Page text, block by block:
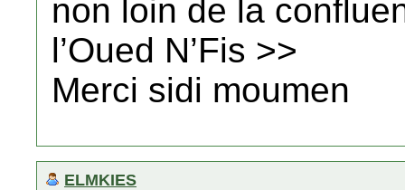
non loin de la
l’Oued N’Fis >>
Merci sidi moumen
ELMKIES